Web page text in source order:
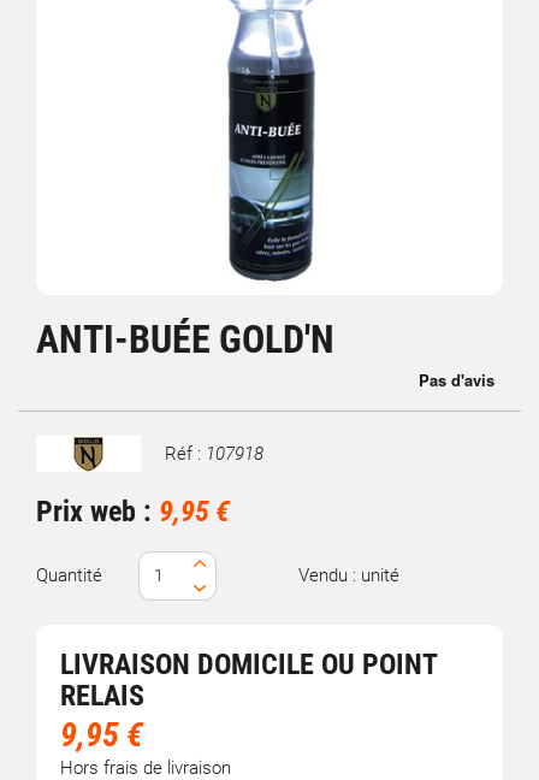
ANTI-BUÉE GOLD'N
Marque Réf : 107918
Prix web : 9,95 €
Quantité Vendu : unité
LIVRAISON DOMICILE OU POINT
RELAIS
9,95 €
Hors frais de livraison